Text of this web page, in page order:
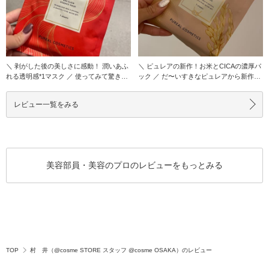
＼ 剥がした後の美しさに感動！ 潤いあふ
れる透明感*1マスク ／ 使ってみて驚きま
＼ ピュレアの新作！お米とCICAの濃厚パ
ック ／ だ〜いすきなピュレアから新作が
レビュー一覧をみる
美容部員・美容のプロのレビューをもっとみる
TOP 村 井（@cosme STORE スタッフ @cosme OSAKA）のレビュー